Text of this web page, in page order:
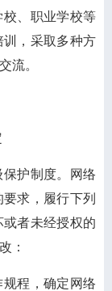
、职业学校等
，采取多种方
流。
护制度。网络
求，履行下列
者未经授权的
：
规程，确定网络